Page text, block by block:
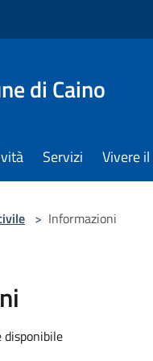
di Caino
Servizi Vivere
> Informazioni
disponibile